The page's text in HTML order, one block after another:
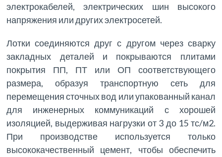
электрокабелей, электрических шин высокого
напряжения или других электросетей.
Лотки соединяются друг с другом через сварку
закладных деталей и покрываются плитами
покрытия ПП, ПТ или ОП соответствующего
размера, образуя транспортную сеть для
перемещения сточных вод или упакованный канал
для инженерных коммуникаций с хорошей
изоляцией, выдерживая нагрузки от 3 до 15 тс/м2.
При производстве используется только
высококачественный цемент, чтобы обеспечить